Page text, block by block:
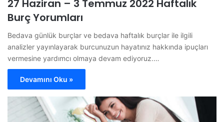
27 Haziran – 3 Temmuz 2022 Haftalık
Burç Yorumları
Bedava günlük burçlar ve bedava haftalık burçlar ile ilgili
analizler yayınlayarak burcunuzun hayatınız hakkında ipuçları
vermesine yardımcı olmaya devam ediyoruz.…
Devamını Oku »